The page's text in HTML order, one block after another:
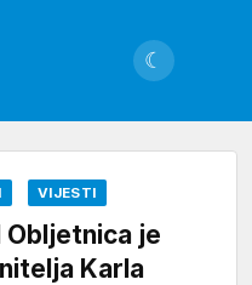
☾
VIJESTI
Obljetnica je
Karla